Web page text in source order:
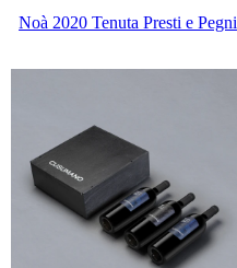
Noà 2020 Tenuta Presti e Pegni